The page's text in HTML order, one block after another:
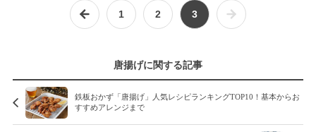
1 2 3
唐揚げに関する記事
鉄板おかず「唐揚げ」人気レシピランキングTOP10！基本からお
すすめアレンジまで